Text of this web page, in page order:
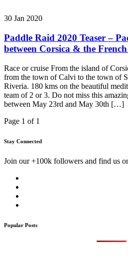
30 Jan 2020
Paddle Raid 2020 Teaser –
between Corsica & the
Race or cruise From the island of
from the town of Calvi to the town of
Riveria. 180 kms on the beautiful
team of 2 or 3. Do not miss this
between May 23rd and May 30th […]
Page 1 of 1
Stay Connected
Join our +100k followers and find us
Popular Posts